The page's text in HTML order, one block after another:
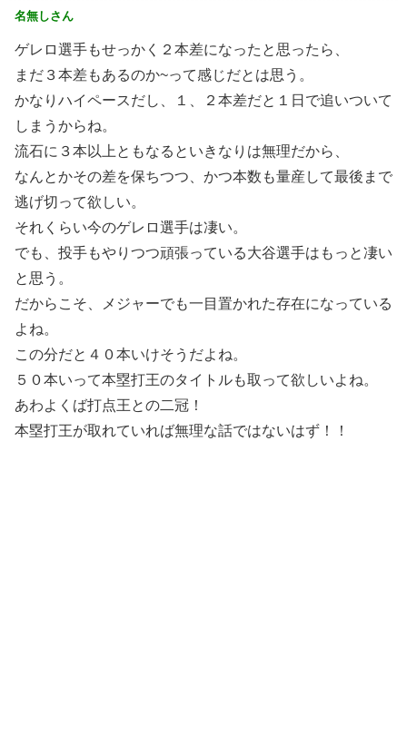
名無しさん
ゲレロ選手もせっかく２本差になったと思ったら、
まだ３本差もあるのか~って感じだとは思う。
かなりハイペースだし、１、２本差だと１日で追いついて
しまうからね。
流石に３本以上ともなるといきなりは無理だから、
なんとかその差を保ちつつ、かつ本数も量産して最後まで
逃げ切って欲しい。
それくらい今のゲレロ選手は凄い。
でも、投手もやりつつ頑張っている大谷選手はもっと凄い
と思う。
だからこそ、メジャーでも一目置かれた存在になっている
よね。
この分だと４０本いけそうだよね。
５０本いって本塁打王のタイトルも取って欲しいよね。
あわよくば打点王との二冠！
本塁打王が取れていれば無理な話ではないはず！！